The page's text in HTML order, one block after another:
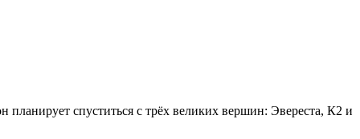
спуститься с трёх великих вершин: Эвереста, К2 и